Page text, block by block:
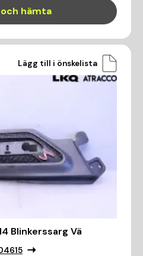
hämta
Lägg till i önskelista
Blinkerssarg Vä